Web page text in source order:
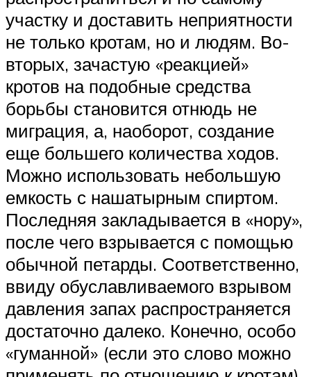
участку и доставить неприятности
не только кротам, но и людям. Во-
вторых, зачастую «реакцией»
кротов на подобные средства
борьбы становится отнюдь не
миграция, а, наоборот, создание
еще большего количества ходов.
Можно использовать небольшую
емкость с нашатырным спиртом.
Последняя закладывается в «нору»,
после чего взрывается с помощью
обычной петарды. Соответственно,
ввиду обуславливаемого взрывом
давления запах распространяется
достаточно далеко. Конечно, особо
«гуманной» (если это слово можно